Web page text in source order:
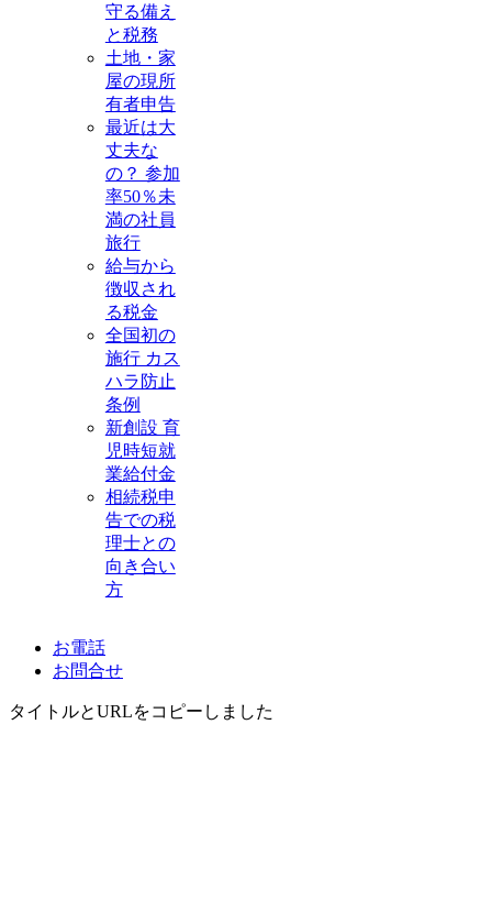
守る備え
と税務
土地・家
屋の現所
有者申告
最近は大
丈夫な
の？ 参加
率50％未
満の社員
旅行
給与から
徴収され
る税金
全国初の
施行 カス
ハラ防止
条例
新創設 育
児時短就
業給付金
相続税申
告での税
理士との
向き合い
方
お電話
お問合せ
タイトルとURLをコピーしました